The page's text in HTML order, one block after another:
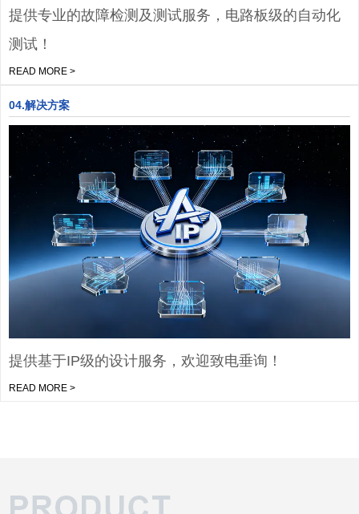
提供专业的故障检测及测试服务，电路板级的自动化
测试！
READ MORE >
04.解决方案
提供基于IP级的设计服务，欢迎致电垂询！
READ MORE >